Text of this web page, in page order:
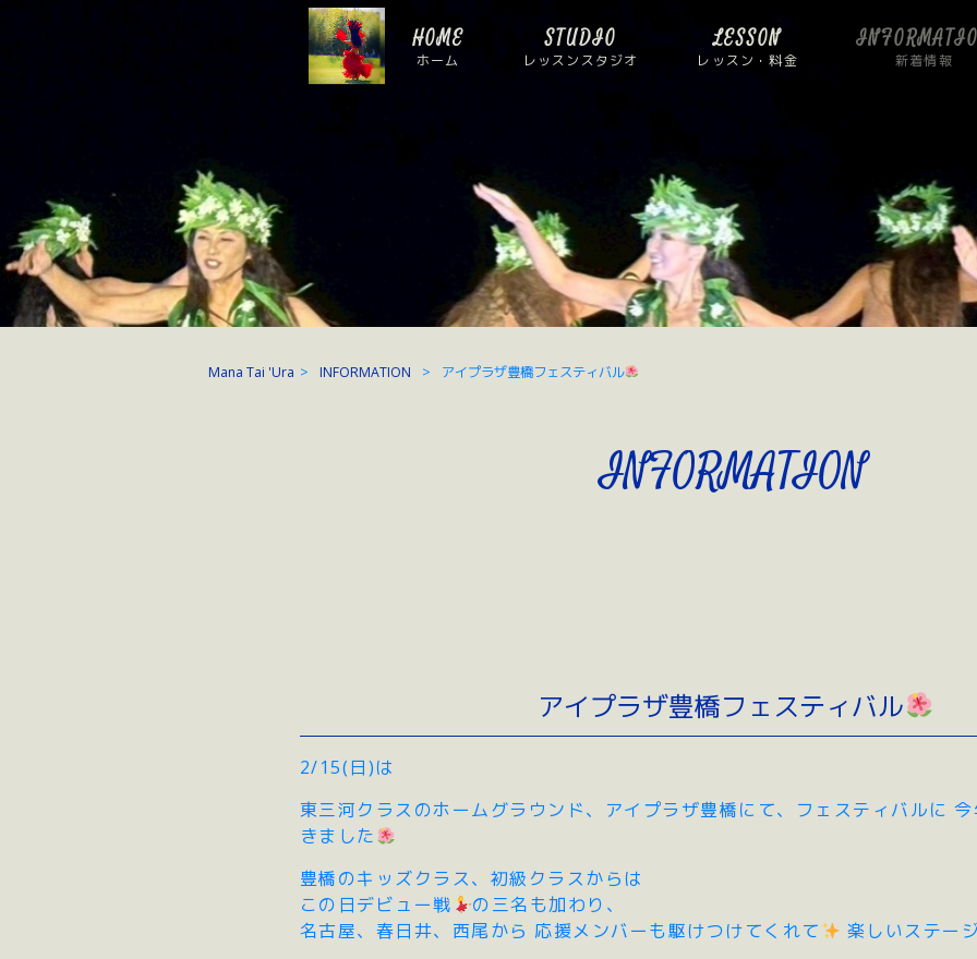
HOME
ホーム
STUDIO
レッスンスタジオ
LESSON
レッスン・料金 新着情報
Mana Tai 'Ura > INFORMATION > アイプラザ豊橋フェスティバル
INFORMATION
アイプラザ豊橋フェスティバル
2/15(日)は
東三河クラスのホームグラウンド、アイプラザ豊橋にて、フェスティバルに
きました
豊橋のキッズクラス、初級クラスからは
この日デビュー戦
の三名も加わり、
名古屋、春日井、西尾から 応援メンバーも駆けつけてくれて
楽しいステー